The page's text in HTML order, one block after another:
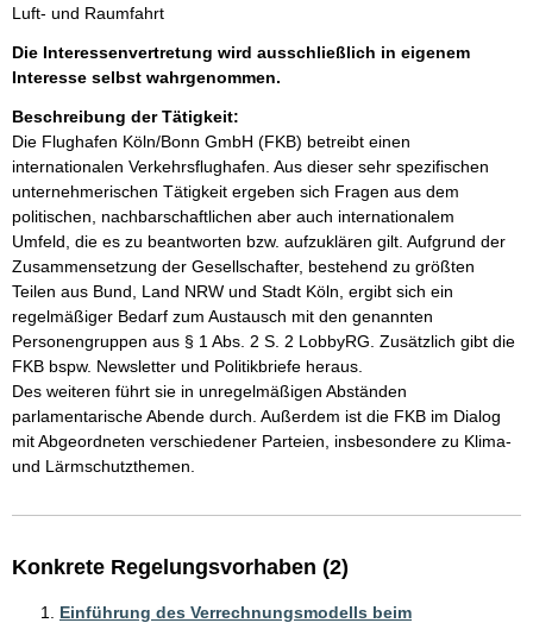
Luft- und Raumfahrt
Die Interessenvertretung wird ausschließlich in eigenem
Interesse selbst wahrgenommen.
Beschreibung der Tätigkeit:
Die Flughafen Köln/Bonn GmbH (FKB) betreibt einen
internationalen Verkehrsflughafen. Aus dieser sehr spezifischen
unternehmerischen Tätigkeit ergeben sich Fragen aus dem
politischen, nachbarschaftlichen aber auch internationalem
Umfeld, die es zu beantworten bzw. aufzuklären gilt. Aufgrund der
Zusammensetzung der Gesellschafter, bestehend zu größten
Teilen aus Bund, Land NRW und Stadt Köln, ergibt sich ein
regelmäßiger Bedarf zum Austausch mit den genannten
Personengruppen aus § 1 Abs. 2 S. 2 LobbyRG. Zusätzlich gibt die
FKB bspw. Newsletter und Politikbriefe heraus.
Des weiteren führt sie in unregelmäßigen Abständen
parlamentarische Abende durch. Außerdem ist die FKB im Dialog
mit Abgeordneten verschiedener Parteien, insbesondere zu Klima-
und Lärmschutzthemen.
Konkrete Regelungsvorhaben (2)
Einführung des Verrechnungsmodells beim